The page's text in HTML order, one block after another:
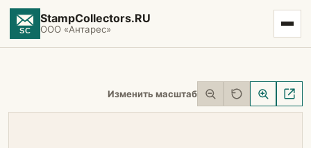
StampCollectors.RU
ООО «Антарес»
Изменить масштаб